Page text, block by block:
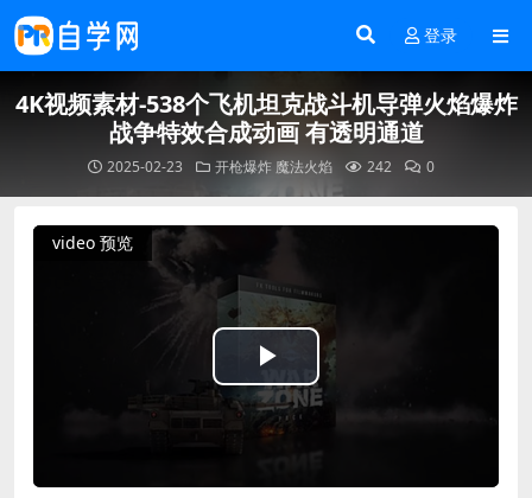
登录
4K视频素材-538个飞机坦克战斗机导弹火焰爆炸
战争特效合成动画 有透明通道
2025-02-23 开枪爆炸 魔法火焰 242 0
video 预览
Play
Video